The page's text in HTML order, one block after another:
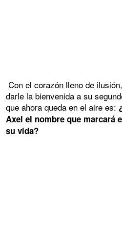
Con el corazón lleno de
darle la bienvenida a su
que ahora queda en el aire es:
Axel el nombre que marcará
su vida?